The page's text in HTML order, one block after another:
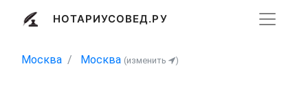
НОТАРИУСОВЕД.РУ
Москва Москва (изменить )